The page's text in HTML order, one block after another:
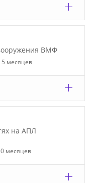
ВМФ
5 месяцев
на АПЛ
месяцев